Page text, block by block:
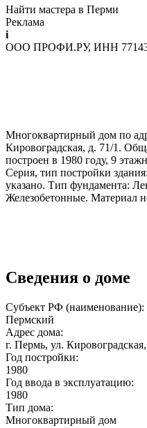
Найти мастера в Перми
Реклама
i
ООО ПРОФИ.РУ, ИНН
Многоквартирный дом по
Кировоградская, д. 71/1.
построен в 1980 году, 9
Серия, тип постройки
указано. Тип фундамента:
Железобетонные. Материал
Сведения о доме
Субъект РФ (наименование):
Пермский
Адрес дома:
г. Пермь, ул.
Год постройки:
1980
Год ввода в эксплуатацию:
1980
Тип дома:
Многоквартирный дом